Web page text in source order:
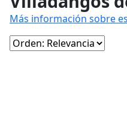
Más información sobre